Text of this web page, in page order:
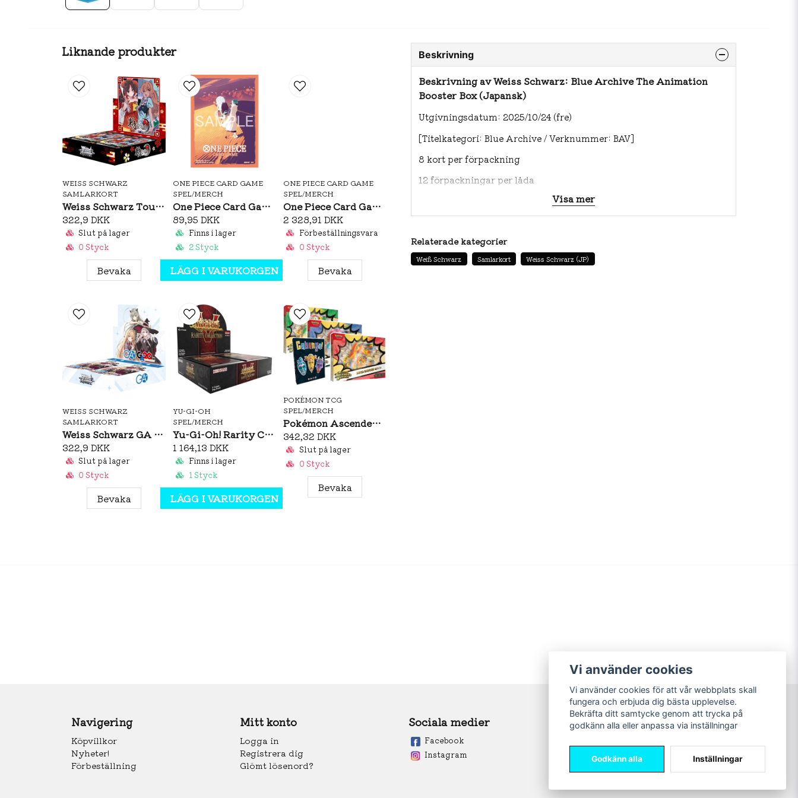
Liknande produkter
WEISS SCHWARZ
SAMLARKORT
Weiss Schwarz Touhou-Project Black and White Lotus Land Booster Box (JP)
322,9 DKK
Slut på lager
0 Styck
Bevaka
ONE PIECE CARD GAME
SPEL/MERCH
One Piece Card Game Official Sleeves: Nefeltari Vivi Vol.5
89,95 DKK
Finns i lager
2 Styck
LÄGG I VARUKORGEN
ONE PIECE CARD GAME
SPEL/MERCH
One Piece Card Game: Premium Card Collection Kumamoto Special
2 328,91 DKK
Förbeställningsvara
0 Styck
Bevaka
WEISS SCHWARZ
SAMLARKORT
Weiss Schwarz GA Bunko Booster Box (JP)
322,9 DKK
Slut på lager
0 Styck
Bevaka
YU-GI-OH
SPEL/MERCH
Yu-Gi-Oh! Rarity Collection 5 Booster Box
1 164,13 DKK
Finns i lager
1 Styck
LÄGG I VARUKORGEN
POKÉMON TCG
SPEL/MERCH
Pokémon Ascended Heroes Mega Ex Box + Cabanga
342,32 DKK
Slut på lager
0 Styck
Bevaka
Beskrivning
Beskrivning av Weiss Schwarz: Blue Archive The Animation
Booster Box (Japansk)
Utgivningsdatum: 2025/10/24 (fre)
[Titelkategori: Blue Archive / Verknummer: BAV]
8 kort per förpackning
12 förpackningar per låda
Visa mer
Relaterade kategorier
Weiß Schwarz Samlarkort Weiss Schwarz (JP)
Navigering
Köpvillkor
Nyheter!
Förbeställning
Mitt konto
Logga in
Registrera dig
Glömt lösenord?
Sociala medier
Facebook
Instagram
Sweet Nerds
Vi använder cookies
Vi använder cookies för att vår webbplats skall
fungera och erbjuda dig bästa upplevelse.
Bekräfta ditt samtycke genom att trycka på
godkänn alla eller anpassa via inställningar
Godkänn alla Inställningar